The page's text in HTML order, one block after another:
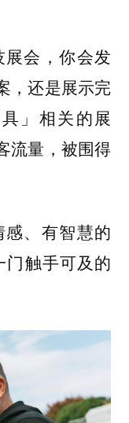
会，你会发
，还是展示完
」相关的展
流量，被围得
、有智慧的
触手可及的